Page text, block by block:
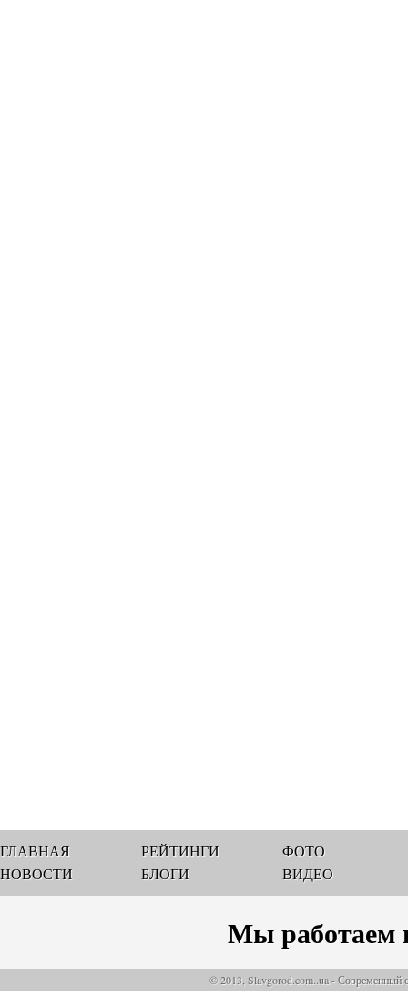
ГЛАВНАЯ
НОВОСТИ
РЕЙТИНГИ
БЛОГИ
ФОТО
ВИДЕО
Мы работаем
© 2013, Slavgorod.com..ua - Современный